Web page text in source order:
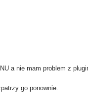
a nie mam problem z
go ponownie.